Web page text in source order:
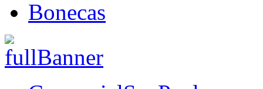
Bonecas